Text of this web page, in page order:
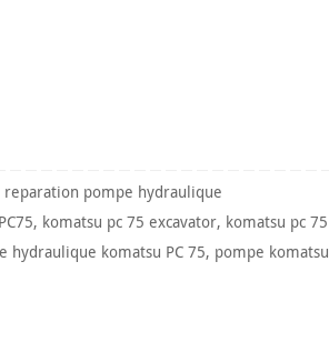
reparation pompe hydraulique
, komatsu pc 75 excavator, komatsu pc
hydraulique komatsu PC 75, pompe